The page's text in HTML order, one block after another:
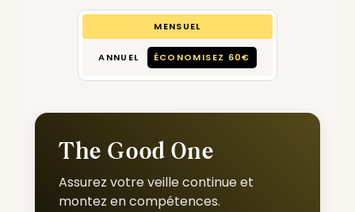
MENSUEL
ANNUEL ÉCONOMISEZ 60€
The Good One
Assurez votre veille continue et
montez en compétences.